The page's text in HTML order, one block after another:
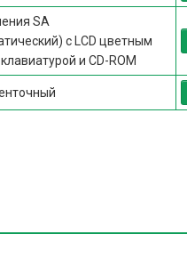
SA
с LCD цветным
и CD-ROM